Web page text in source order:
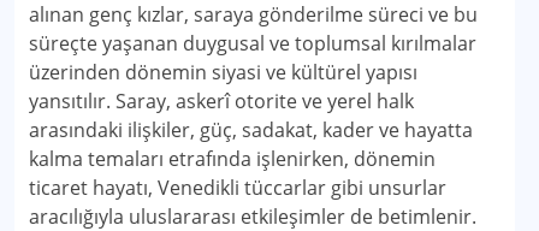
alınan genç kızlar, saraya gönderilme süreci ve bu
süreçte yaşanan duygusal ve toplumsal kırılmalar
üzerinden dönemin siyasi ve kültürel yapısı
yansıtılır. Saray, askerî otorite ve yerel halk
arasındaki ilişkiler, güç, sadakat, kader ve hayatta
kalma temaları etrafında işlenirken, dönemin
ticaret hayatı, Venedikli tüccarlar gibi unsurlar
aracılığıyla uluslararası etkileşimler de betimlenir.